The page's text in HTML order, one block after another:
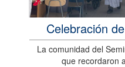
Celebración
La comunidad del
que recordaron